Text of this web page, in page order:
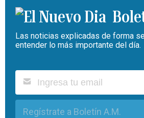
Las noticias explicadas de forma
entender lo más importante del día.
Regístrate a Boletín A.M.